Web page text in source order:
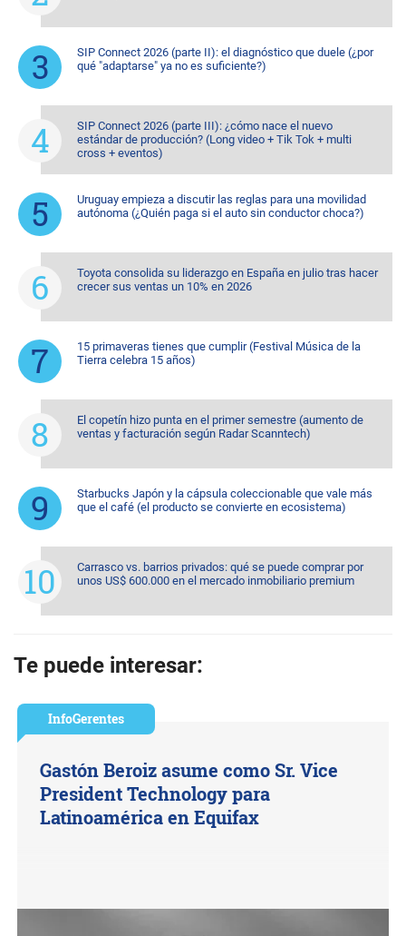
SIP Connect 2026 (parte II): el diagnóstico que duele (¿por
qué "adaptarse" ya no es suficiente?)
SIP Connect 2026 (parte III): ¿cómo nace el nuevo
estándar de producción? (Long video + Tik Tok + multi
cross + eventos)
Uruguay empieza a discutir las reglas para una movilidad
autónoma (¿Quién paga si el auto sin conductor choca?)
Toyota consolida su liderazgo en España en julio tras hacer
crecer sus ventas un 10% en 2026
15 primaveras tienes que cumplir (Festival Música de la
Tierra celebra 15 años)
El copetín hizo punta en el primer semestre (aumento de
ventas y facturación según Radar Scanntech)
Starbucks Japón y la cápsula coleccionable que vale más
que el café (el producto se convierte en ecosistema)
Carrasco vs. barrios privados: qué se puede comprar por
unos US$ 600.000 en el mercado inmobiliario premium
Te puede interesar:
InfoGerentes
Gastón Beroiz asume como Sr. Vice
President Technology para
Latinoamérica en Equifax